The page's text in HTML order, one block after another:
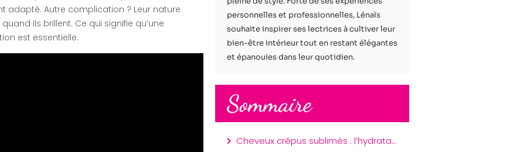
adapté. Autre complication ? Leur nature
ils brillent. Ce qui signifie qu’une
est essentielle.
personnelles et professionnelles, Lénaïs
souhaite inspirer ses lectrices à cultiver leur
bien-être intérieur tout en restant élégantes
et épanouies dans leur quotidien.
Sommaire
Cheveux crépus sublimés : l’hydratation sur mesure pour révéler leur éclat